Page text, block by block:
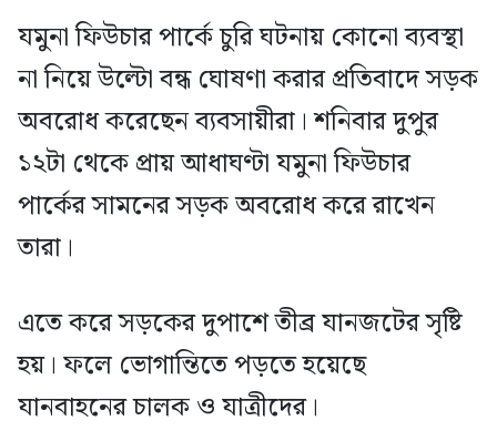
যমুনা ফিউচার পার্কে চুরি ঘটনায় কোনো ব্যবস্থা
না নিয়ে উল্টো বন্ধ ঘোষণা করার প্রতিবাদে সড়ক
অবরোধ করেছেন ব্যবসায়ীরা। শনিবার দুপুর
১২টা থেকে প্রায় আধাঘণ্টা যমুনা ফিউচার
পার্কের সামনের সড়ক অবরোধ করে রাখেন
তারা।
এতে করে সড়কের দুপাশে তীব্র যানজটের সৃষ্টি
হয়। ফলে ভোগান্তিতে পড়তে হয়েছে
যানবাহনের চালক ও যাত্রীদের।